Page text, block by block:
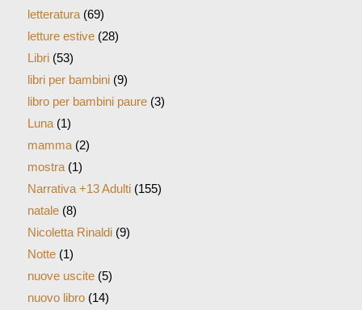
letteratura(69)
letture estive(28)
Libri(53)
libri per bambini(9)
libro per bambini paure(3)
Luna(1)
mamma(2)
mostra(1)
Narrativa +13 Adulti(155)
natale(8)
Nicoletta Rinaldi(9)
Notte(1)
nuove uscite(5)
nuovo libro(14)